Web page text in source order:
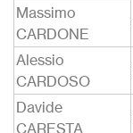
Massimo
CARDONE
Alessio
CARDOSO
Davide
CARESTA